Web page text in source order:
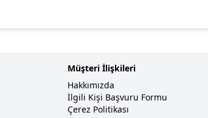
Müşteri İlişkileri
Hakkımızda
İlgili Kişi Başvuru Formu
Çerez Politikası